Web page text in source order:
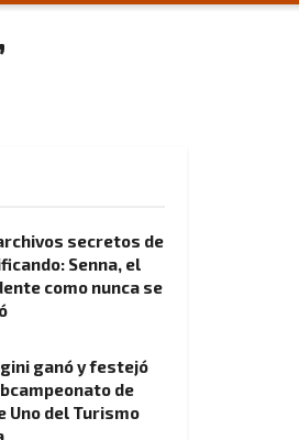
secretos de
Senna, el
como nunca se
ganó y festejó
de
Uno del Turismo